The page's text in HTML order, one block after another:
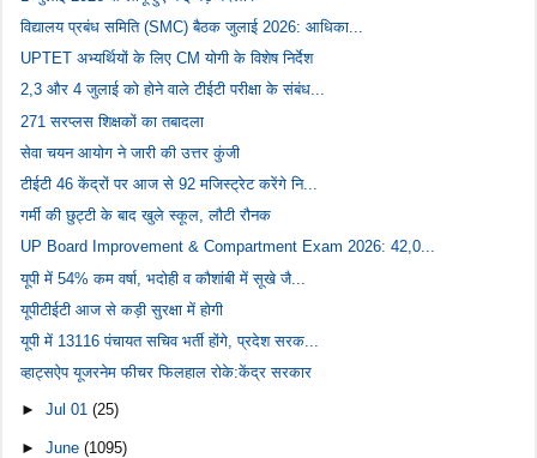
विद्यालय प्रबंध समिति (SMC) बैठक जुलाई 2026: आधिका...
UPTET अभ्यर्थियों के लिए CM योगी के विशेष निर्देश
2,3 और 4 जुलाई को होने वाले टीईटी परीक्षा के संबंध...
271 सरप्लस शिक्षकों का तबादला
सेवा चयन आयोग ने जारी की उत्तर कुंजी
टीईटी 46 केंद्रों पर आज से 92 मजिस्ट्रेट करेंगे नि...
गर्मी की छुट्टी के बाद खुले स्कूल, लौटी रौनक
UP Board Improvement & Compartment Exam 2026: 42,0...
यूपी में 54% कम वर्षा, भदोही व कौशांबी में सूखे जै...
यूपीटीईटी आज से कड़ी सुरक्षा में होगी
यूपी में 13116 पंचायत सचिव भर्ती होंगे, प्रदेश सरक...
व्हाट्सऐप यूजरनेम फीचर फिलहाल रोके:केंद्र सरकार
►Jul 01(25)
►June(1095)